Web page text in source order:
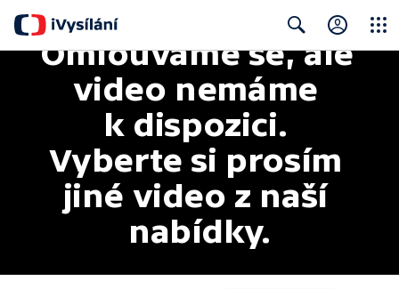
Search
Omlouváme se, ale
video nemáme
k dispozici.
Vyberte si prosím
jiné video z naší
nabídky.